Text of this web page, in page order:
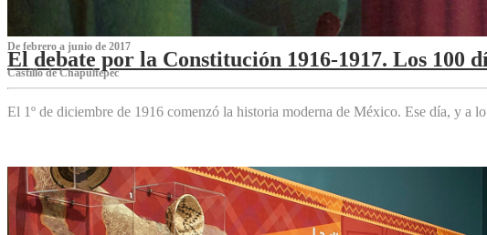
De febrero a junio de 2017
El debate por la Constitución 1916-1917. Los 100
Castillo de Chapultepec
El 1º de diciembre de 1916 comenzó la historia moderna de México. Ese día, y a